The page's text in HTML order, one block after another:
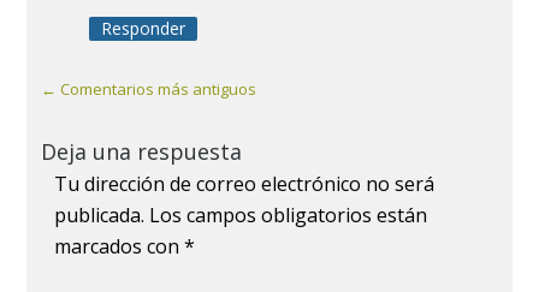
Responder
← Comentarios más antiguos
Deja una respuesta
Tu dirección de correo electrónico no será
publicada. Los campos obligatorios están
marcados con*